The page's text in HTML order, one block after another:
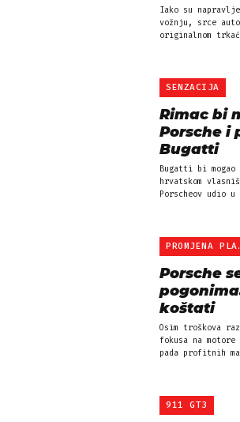
Iako su
vožnju, srce
originalnom
SENZACIJA
Rimac bi
Porsche i
Bugatti
Bugatti bi
hrvatskom
Porscheov udio u
Porsche
koštati
Osim troškova
fokusa na
pada profitnih
911 GT3